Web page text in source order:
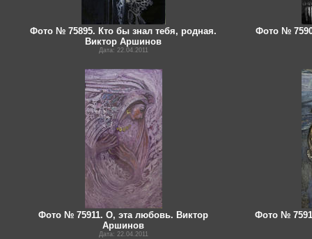
Фото № 75895. Кто бы знал тебя, родная.
Виктор Аршинов
Дата: 22.04.2011
Фото №
Фото № 75911. О, эта любовь. Виктор
Аршинов
Дата: 22.04.2011
Фото №